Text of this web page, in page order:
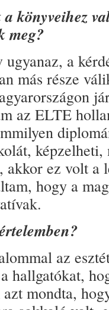
könyveihez
meg?
a
más része
az ELTE
akkor ez volt a
hogy a
az
hallgatókat,
mondta,